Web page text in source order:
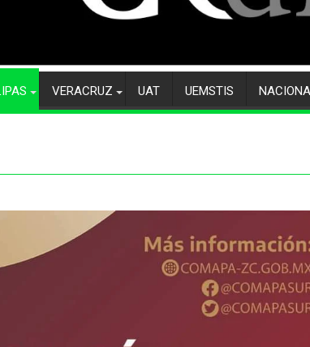
VERACRUZ UAT UEMSTIS